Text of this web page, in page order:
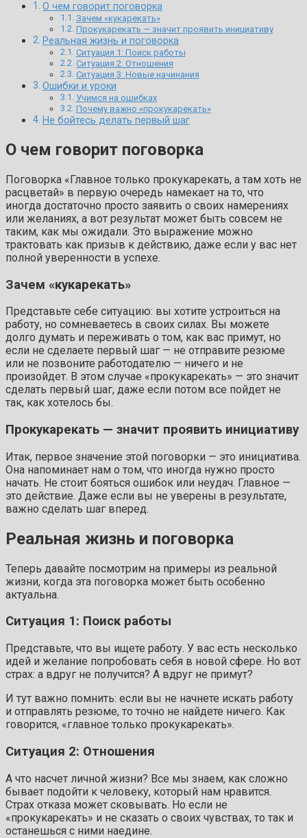
О чем говорит поговорка
Зачем «кукарекать»
Прокукарекать — значит проявить инициативу
Реальная жизнь и поговорка
Ситуация 1: Поиск работы
Ситуация 2: Отношения
Ситуация 3: Новые начинания
Ошибки и уроки
Учимся на ошибках
Почему важно «прокукарекать»
Не бойтесь делать первый шаг
О чем говорит поговорка
Поговорка «Главное только прокукарекать, а там хоть не
расцветай» в первую очередь намекает на то, что
иногда достаточно просто заявить о своих намерениях
или желаниях, а вот результат может быть совсем не
таким, как мы ожидали. Это выражение можно
трактовать как призыв к действию, даже если у вас нет
полной уверенности в успехе.
Зачем «кукарекать»
Представьте себе ситуацию: вы хотите устроиться на
работу, но сомневаетесь в своих силах. Вы можете
долго думать и переживать о том, как вас примут, но
если не сделаете первый шаг — не отправите резюме
или не позвоните работодателю — ничего и не
произойдет. В этом случае «прокукарекать» — это значит
сделать первый шаг, даже если потом все пойдет не
так, как хотелось бы.
Прокукарекать — значит проявить инициативу
Итак, первое значение этой поговорки — это инициатива.
Она напоминает нам о том, что иногда нужно просто
начать. Не стоит бояться ошибок или неудач. Главное —
это действие. Даже если вы не уверены в результате,
важно сделать шаг вперед.
Реальная жизнь и поговорка
Теперь давайте посмотрим на примеры из реальной
жизни, когда эта поговорка может быть особенно
актуальна.
Ситуация 1: Поиск работы
Представьте, что вы ищете работу. У вас есть несколько
идей и желание попробовать себя в новой сфере. Но вот
страх: а вдруг не получится? А вдруг не примут?
И тут важно помнить: если вы не начнете искать работу
и отправлять резюме, то точно не найдете ничего. Как
говорится, «главное только прокукарекать».
Ситуация 2: Отношения
А что насчет личной жизни? Все мы знаем, как сложно
бывает подойти к человеку, который нам нравится.
Страх отказа может сковывать. Но если не
«прокукарекать» и не сказать о своих чувствах, то так и
останешься с ними наедине.